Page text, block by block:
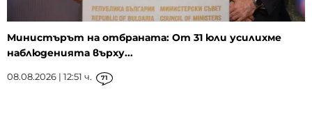
Министърът на отбраната: От 31 юли усилихме
наблюденията върху...
08.08.2026 | 12:51 ч. 71